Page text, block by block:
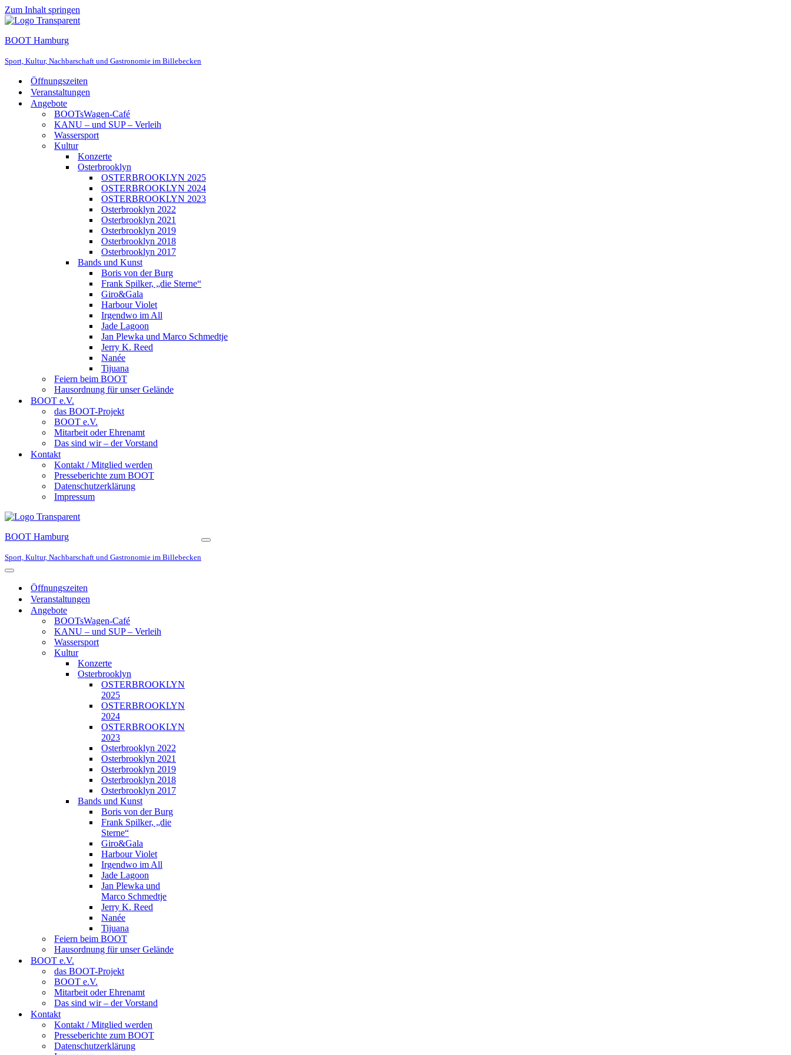
Zum Inhalt springen
BOOT Hamburg
Sport, Kultur, Nachbarschaft und Gastronomie im Billebecken
Öffnungszeiten
Veranstaltungen
Angebote
BOOTsWagen-Café
KANU – und SUP – Verleih
Wassersport
Kultur
Konzerte
Osterbrooklyn
OSTERBROOKLYN 2025
OSTERBROOKLYN 2024
OSTERBROOKLYN 2023
Osterbrooklyn 2022
Osterbrooklyn 2021
Osterbrooklyn 2019
Osterbrooklyn 2018
Osterbrooklyn 2017
Bands und Kunst
Boris von der Burg
Frank Spilker, „die Sterne“
Giro&Gala
Harbour Violet
Irgendwo im All
Jade Lagoon
Jan Plewka und Marco Schmedtje
Jerry K. Reed
Nanée
Tijuana
Feiern beim BOOT
Hausordnung für unser Gelände
BOOT e.V.
das BOOT-Projekt
BOOT e.V.
Mitarbeit oder Ehrenamt
Das sind wir – der Vorstand
Kontakt
Kontakt / Mitglied werden
Presseberichte zum BOOT
Datenschutzerklärung
Impressum
BOOT Hamburg
Sport, Kultur, Nachbarschaft und Gastronomie im Billebecken
Navigationsmenü
Navigationsmenü
Öffnungszeiten
Veranstaltungen
Angebote
BOOTsWagen-Café
KANU – und SUP – Verleih
Wassersport
Kultur
Konzerte
Osterbrooklyn
OSTERBROOKLYN
2025
OSTERBROOKLYN
2024
OSTERBROOKLYN
2023
Osterbrooklyn 2022
Osterbrooklyn 2021
Osterbrooklyn 2019
Osterbrooklyn 2018
Osterbrooklyn 2017
Bands und Kunst
Boris von der Burg
Frank Spilker, „die
Sterne“
Giro&Gala
Harbour Violet
Irgendwo im All
Jade Lagoon
Jan Plewka und
Marco Schmedtje
Jerry K. Reed
Nanée
Tijuana
Feiern beim BOOT
Hausordnung für unser Gelände
BOOT e.V.
das BOOT-Projekt
BOOT e.V.
Mitarbeit oder Ehrenamt
Das sind wir – der Vorstand
Kontakt
Kontakt / Mitglied werden
Presseberichte zum BOOT
Datenschutzerklärung